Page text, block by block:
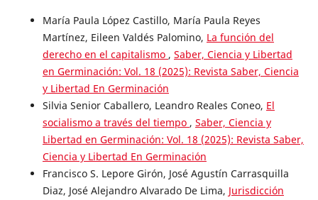
María Paula López Castillo, María Paula Reyes
Martínez, Eileen Valdés Palomino, La función del
derecho en el capitalismo , Saber, Ciencia y Libertad
en Germinación: Vol. 18 (2025): Revista Saber, Ciencia
y Libertad En Germinación
Silvia Senior Caballero, Leandro Reales Coneo, El
socialismo a través del tiempo , Saber, Ciencia y
Libertad en Germinación: Vol. 18 (2025): Revista Saber,
Ciencia y Libertad En Germinación
Francisco S. Lepore Girón, José Agustín Carrasquilla
Diaz, José Alejandro Alvarado De Lima, Jurisdicción